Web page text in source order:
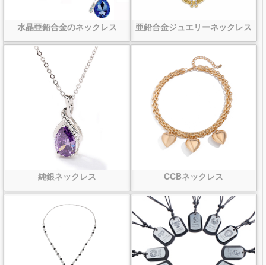
水晶亜鉛合金のネックレス 亜鉛合金ジュエリーネックレス
純銀ネックレス CCBネックレス